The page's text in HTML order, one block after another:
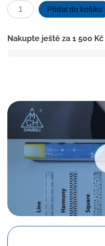
Podlahový
linear.
350
nerez.
rámečkem
množství
Přidat do košíku
Nakupte ještě za 1 500 Kč